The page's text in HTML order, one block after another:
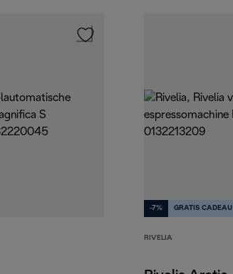
-7% GRATIS CADEAU
RIVELIA